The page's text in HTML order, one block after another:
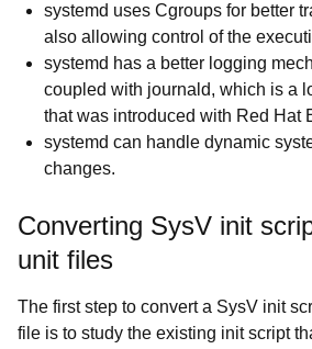
systemd uses Cgroups for better
also allowing control of the
systemd has a better logging
coupled with journald, which is a
that was introduced with Red Hat
systemd can handle dynamic
changes.
Converting SysV init
unit files
The first step to convert a SysV init
file is to study the existing init script